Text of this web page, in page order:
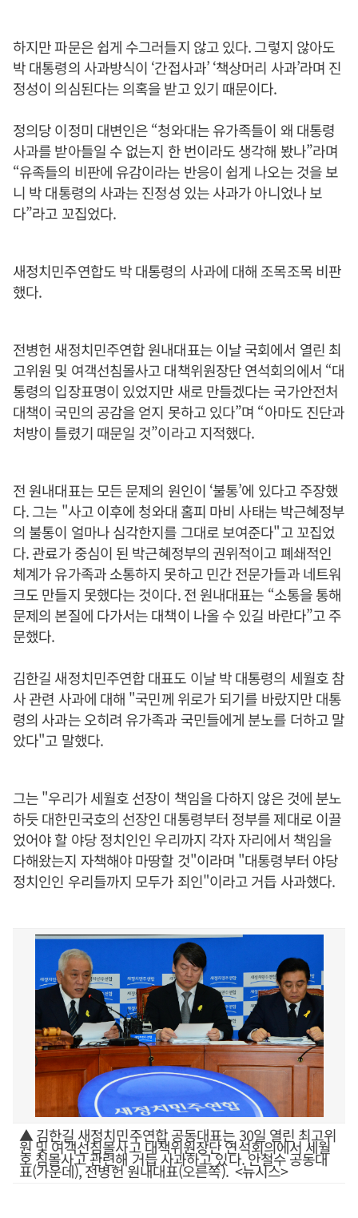
하지만 파문은 쉽게 수그러들지 않고 있다. 그렇지 않아도
박 대통령의 사과방식이 ‘간접사과’ ‘책상머리 사과’라며 진
정성이 의심된다는 의혹을 받고 있기 때문이다.
정의당 이정미 대변인은 “청와대는 유가족들이 왜 대통령
사과를 받아들일 수 없는지 한 번이라도 생각해 봤나”라며
“유족들의 비판에 유감이라는 반응이 쉽게 나오는 것을 보
니 박 대통령의 사과는 진정성 있는 사과가 아니었나 보
다”라고 꼬집었다.
새정치민주연합도 박 대통령의 사과에 대해 조목조목 비판
했다.
전병헌 새정치민주연합 원내대표는 이날 국회에서 열린 최
고위원 및 여객선침몰사고 대책위원장단 연석회의에서 “대
통령의 입장표명이 있었지만 새로 만들겠다는 국가안전처
대책이 국민의 공감을 얻지 못하고 있다”며 “아마도 진단과
처방이 틀렸기 때문일 것”이라고 지적했다.
전 원내대표는 모든 문제의 원인이 ‘불통’에 있다고 주장했
다. 그는 "사고 이후에 청와대 홈피 마비 사태는 박근혜정부
의 불통이 얼마나 심각한지를 그대로 보여준다"고 꼬집었
다. 관료가 중심이 된 박근혜정부의 권위적이고 폐쇄적인
체계가 유가족과 소통하지 못하고 민간 전문가들과 네트워
크도 만들지 못했다는 것이다. 전 원내대표는 “소통을 통해
문제의 본질에 다가서는 대책이 나올 수 있길 바란다”고 주
문했다.
김한길 새정치민주연합 대표도 이날 박 대통령의 세월호 참
사 관련 사과에 대해 "국민께 위로가 되기를 바랐지만 대통
령의 사과는 오히려 유가족과 국민들에게 분노를 더하고 말
았다"고 말했다.
그는 "우리가 세월호 선장이 책임을 다하지 않은 것에 분노
하듯 대한민국호의 선장인 대통령부터 정부를 제대로 이끌
었어야 할 야당 정치인인 우리까지 각자 자리에서 책임을
다해왔는지 자책해야 마땅할 것"이라며 "대통령부터 야당
정치인인 우리들까지 모두가 죄인"이라고 거듭 사과했다.
▲ 김한길 새정치민주연합 공동대표는 30일 열린 최고위
원 및 여객선침몰사고 대책위원장단 연석회의에서 세월
호 침몰사고 관련해 거듭 사과하고 있다. 안철수 공동대
표(가운데), 전병헌 원내대표(오른쪽). <뉴시스>